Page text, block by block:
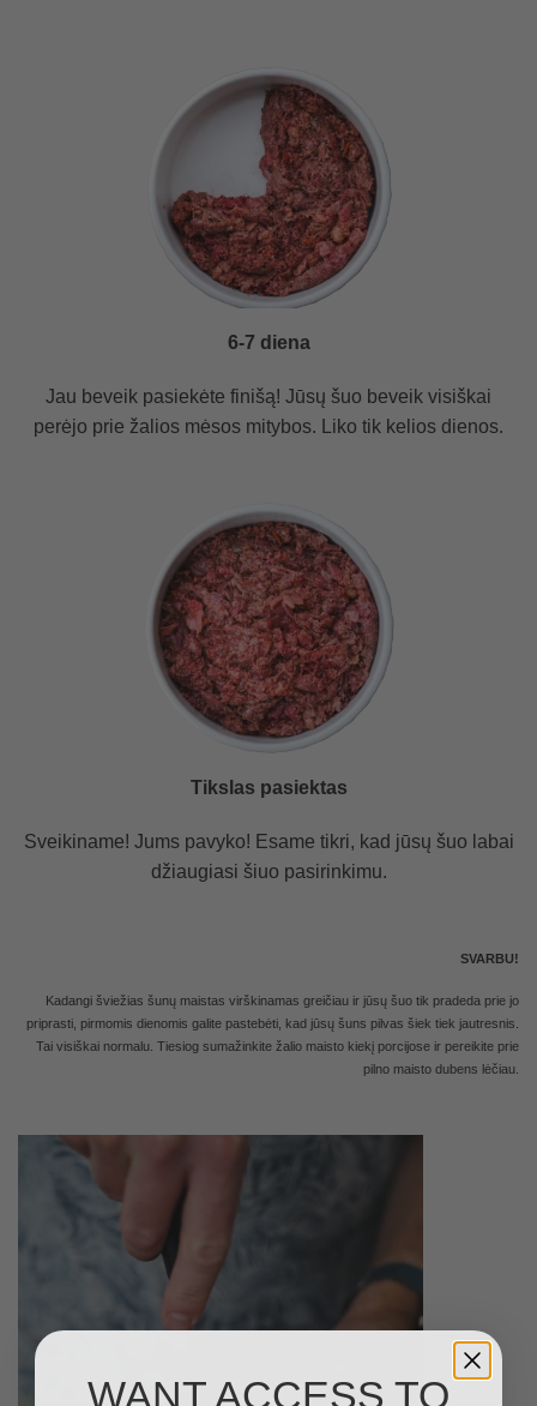
6-7 diena
Jau beveik pasiekėte finišą! Jūsų šuo beveik visiškai
perėjo prie žalios mėsos mitybos. Liko tik kelios dienos.
Tikslas pasiektas
Sveikiname! Jums pavyko! Esame tikri, kad jūsų šuo labai
džiaugiasi šiuo pasirinkimu.
SVARBU!
Kadangi šviežias šunų maistas virškinamas greičiau ir jūsų šuo tik pradeda prie jo
priprasti, pirmomis dienomis galite pastebėti, kad jūsų šuns pilvas šiek tiek jautresnis.
Tai visiškai normalu. Tiesiog sumažinkite žalio maisto kiekį porcijose ir pereikite prie
pilno maisto dubens lėčiau
WANT ACCESS TO